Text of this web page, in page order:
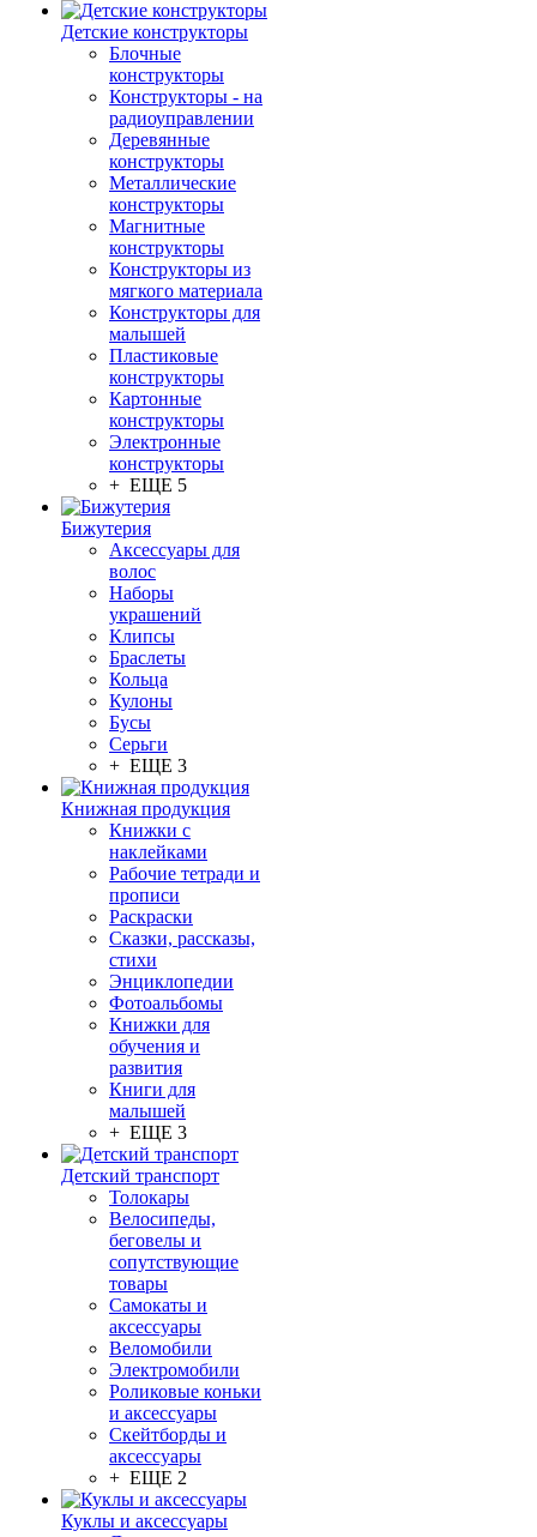
Детские конструкторы
Блочные
конструкторы
Конструкторы - на
радиоуправлении
Деревянные
конструкторы
Металлические
конструкторы
Магнитные
конструкторы
Конструкторы из
мягкого материала
Конструкторы для
малышей
Пластиковые
конструкторы
Картонные
конструкторы
Электронные
конструкторы
+ ЕЩЕ 5
Бижутерия
Аксессуары для
волос
Наборы
украшений
Клипсы
Браслеты
Кольца
Кулоны
Бусы
Серьги
+ ЕЩЕ 3
Книжная продукция
Книжки с
наклейками
Рабочие тетради и
прописи
Раскраски
Сказки, рассказы,
стихи
Энциклопедии
Фотоальбомы
Книжки для
обучения и
развития
Книги для
малышей
+ ЕЩЕ 3
Детский транспорт
Толокары
Велосипеды,
беговелы и
сопутствующие
товары
Самокаты и
аксессуары
Веломобили
Электромобили
Роликовые коньки
и аксессуары
Скейтборды и
аксессуары
+ ЕЩЕ 2
Куклы и аксессуары